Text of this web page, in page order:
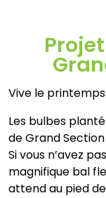
Vive le
Les bulbes
de Grand
Si vous n’avez
magnifique bal
attend au pied